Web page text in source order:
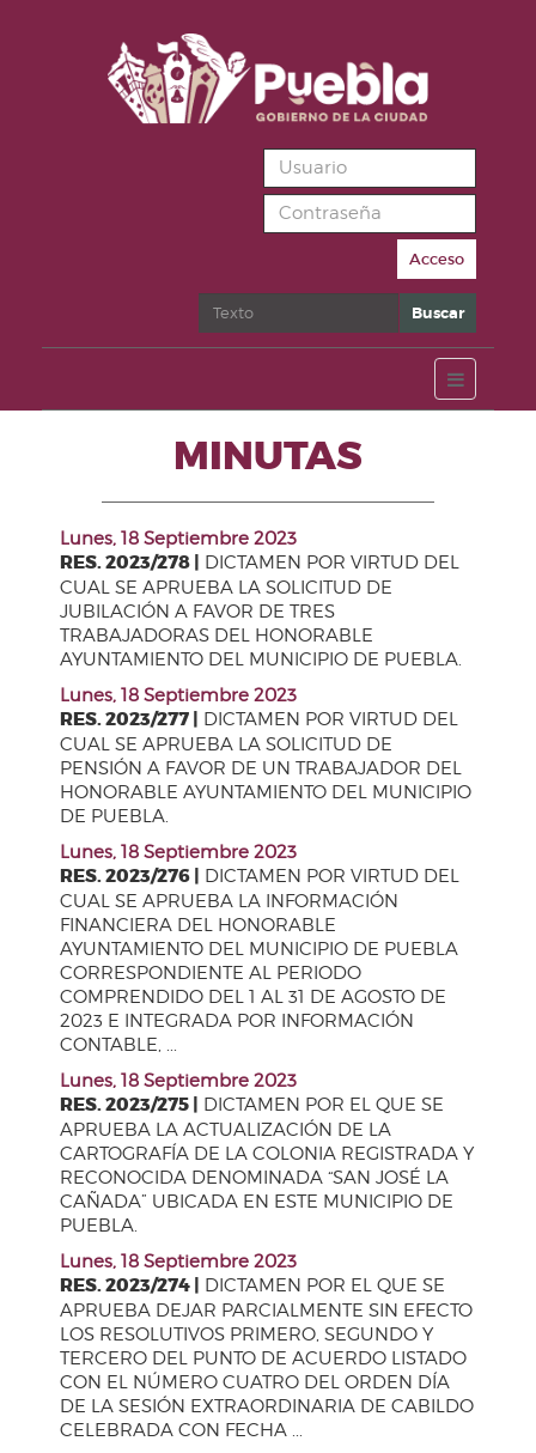
Acceso
Buscar Buscar
MINUTAS
Lunes, 18 Septiembre 2023
RES. 2023/278 |
DICTAMEN POR VIRTUD DEL
CUAL SE APRUEBA LA SOLICITUD DE
JUBILACIÓN A FAVOR DE TRES
TRABAJADORAS DEL HONORABLE
AYUNTAMIENTO DEL MUNICIPIO DE PUEBLA.
Lunes, 18 Septiembre 2023
RES. 2023/277 |
DICTAMEN POR VIRTUD DEL
CUAL SE APRUEBA LA SOLICITUD DE
PENSIÓN A FAVOR DE UN TRABAJADOR DEL
HONORABLE AYUNTAMIENTO DEL MUNICIPIO
DE PUEBLA.
Lunes, 18 Septiembre 2023
RES. 2023/276 |
DICTAMEN POR VIRTUD DEL
CUAL SE APRUEBA LA INFORMACIÓN
FINANCIERA DEL HONORABLE
AYUNTAMIENTO DEL MUNICIPIO DE PUEBLA
CORRESPONDIENTE AL PERIODO
COMPRENDIDO DEL 1 AL 31 DE AGOSTO DE
2023 E INTEGRADA POR INFORMACIÓN
CONTABLE, ...
Lunes, 18 Septiembre 2023
RES. 2023/275 |
DICTAMEN POR EL QUE SE
APRUEBA LA ACTUALIZACIÓN DE LA
CARTOGRAFÍA DE LA COLONIA REGISTRADA Y
RECONOCIDA DENOMINADA “SAN JOSÉ LA
CAÑADA” UBICADA EN ESTE MUNICIPIO DE
PUEBLA.
Lunes, 18 Septiembre 2023
RES. 2023/274 |
DICTAMEN POR EL QUE SE
APRUEBA DEJAR PARCIALMENTE SIN EFECTO
LOS RESOLUTIVOS PRIMERO, SEGUNDO Y
TERCERO DEL PUNTO DE ACUERDO LISTADO
CON EL NÚMERO CUATRO DEL ORDEN DÍA
DE LA SESIÓN EXTRAORDINARIA DE CABILDO
CELEBRADA CON FECHA ...